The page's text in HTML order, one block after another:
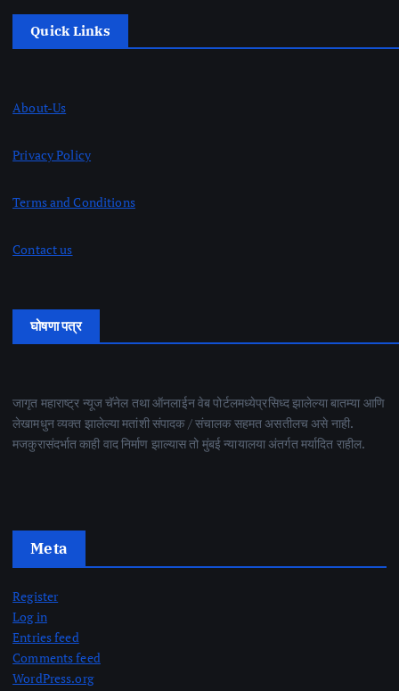
Quick Links
About-Us
Privacy Policy
Terms and Conditions
Contact us
घोषणा पत्र
जागृत महाराष्ट्र न्यूज चॅनेल तथा ऑनलाईन वेब पोर्टलमध्येप्रसिध्द झालेल्या बातम्या आणि
लेखामधुन व्यक्त झालेल्या मतांशी संपादक / संचालक सहमत असतीलच असे नाही.
मजकुरासंदर्भात काही वाद निर्माण झाल्यास तो मुंबई न्यायालया अंतर्गत मर्यादित राहील.
Meta
Register
Log in
Entries feed
Comments feed
WordPress.org